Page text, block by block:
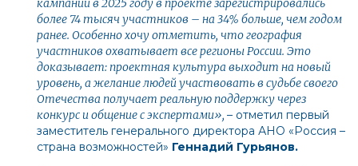
кампании в 2025 году в проекте зарегистрировались
более 74 тысяч участников – на 34% больше, чем годом
ранее. Особенно хочу отметить, что география
участников охватывает все регионы России. Это
доказывает: проектная культура выходит на новый
уровень, а желание людей участвовать в судьбе своего
Отечества получает реальную поддержку через
конкурс и общение с экспертами», – отметил первый
заместитель генерального директора АНО «Россия –
страна возможностей» Геннадий Гурьянов.